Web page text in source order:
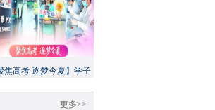
焦高考 逐梦今夏】学子
更多>>